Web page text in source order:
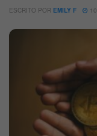
ESCRITO POR EMILY F